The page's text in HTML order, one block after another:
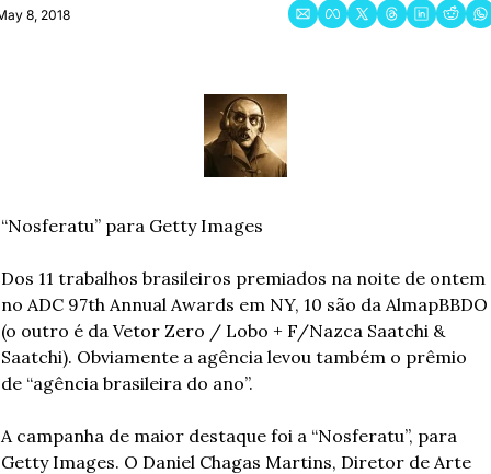
8, 2018
“Nosferatu” para Getty Images
Dos 11 trabalhos brasileiros premiados na noite de ontem
no ADC 97th Annual Awards em NY, 10 são da AlmapBBDO
(o outro é da Vetor Zero / Lobo + F/Nazca Saatchi &
Saatchi). Obviamente a agência levou também o prêmio
de “agência brasileira do ano”.
A campanha de maior destaque foi a “Nosferatu”, para
Getty Images. O Daniel Chagas Martins, Diretor de Arte